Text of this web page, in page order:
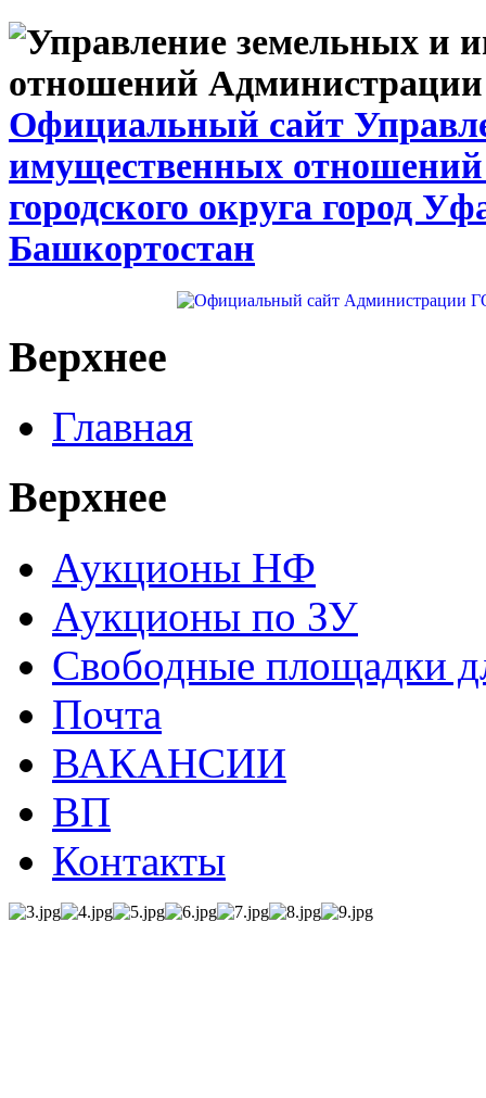
Официальный сайт
имущественных
городского округа город
Башкортостан
Верхнее
Главная
Верхнее
Аукционы НФ
Аукционы по ЗУ
Свободные площадки
Почта
ВАКАНСИИ
ВП
Контакты